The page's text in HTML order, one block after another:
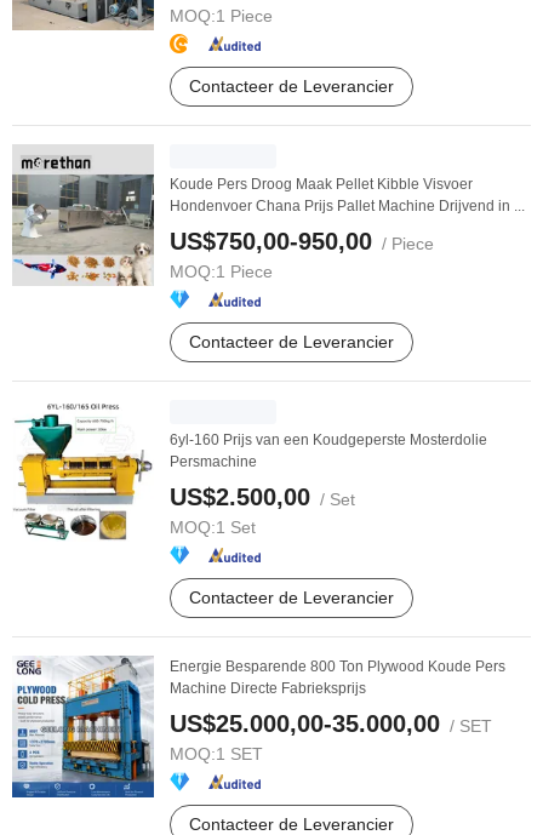
MOQ:1 Piece
Contacteer de Leverancier
Koude Pers Droog Maak Pellet Kibble Visvoer
Hondenvoer Chana Prijs Pallet Machine Drijvend in ...
US$750,00-950,00 / Piece
MOQ:1 Piece
Contacteer de Leverancier
6yl-160 Prijs van een Koudgeperste Mosterdolie
Persmachine
US$2.500,00 / Set
MOQ:1 Set
Contacteer de Leverancier
Energie Besparende 800 Ton Plywood Koude Pers
Machine Directe Fabrieksprijs
US$25.000,00-35.000,00 / SET
MOQ:1 SET
Contacteer de Leverancier